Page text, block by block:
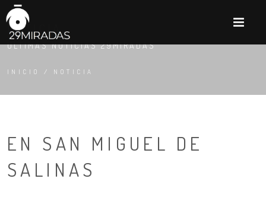
NOTICIA
ÚLTIMAS NOTICIAS 29MIRADAS
INICIO / NOTICIA
EN SAN MIGUEL DE
SALINAS